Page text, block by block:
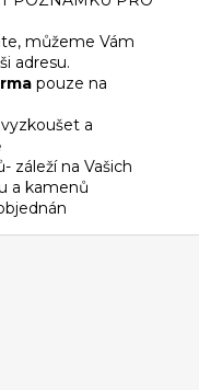
můžeme Vám
adresu.
pouze na
a
záleží na Vašich
a kamenů